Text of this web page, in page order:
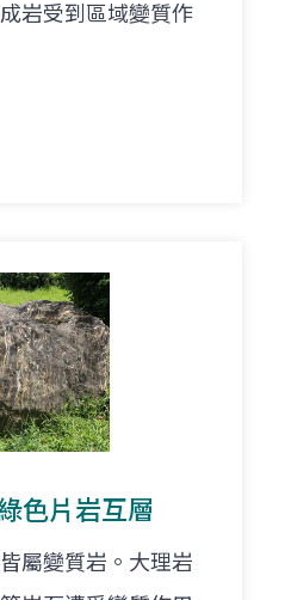
岩受到區域變質作
色片岩互層
屬變質岩。大理岩